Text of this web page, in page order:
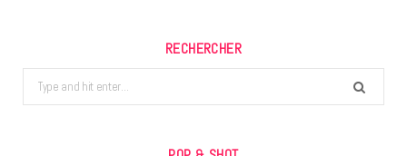
RECHERCHER
Search
for: